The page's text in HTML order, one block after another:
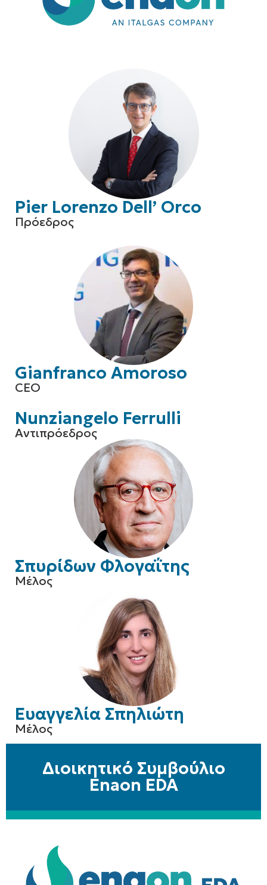
Pier Lorenzo Dell’ Orco
Πρόεδρος
Gianfranco Amoroso
CEO
Nunziangelo Ferrulli
Αντιπρόεδρος
Σπυρίδων Φλογαΐτης
Μέλος
Ευαγγελία Σπηλιώτη
Μέλος
Διοικητικό Συμβούλιο
Enaon EDA